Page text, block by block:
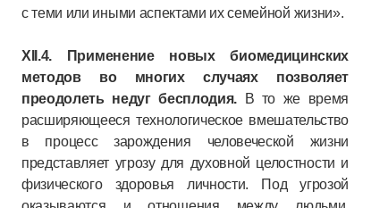
с теми или иными аспектами их семейной жизни».
XII.4. Применение новых биомедицинских
методов во многих случаях позволяет
преодолеть недуг бесплодия. В то же время
расширяющееся технологическое вмешательство
в процесс зарождения человеческой жизни
представляет угрозу для духовной целостности и
физического здоровья личности. Под угрозой